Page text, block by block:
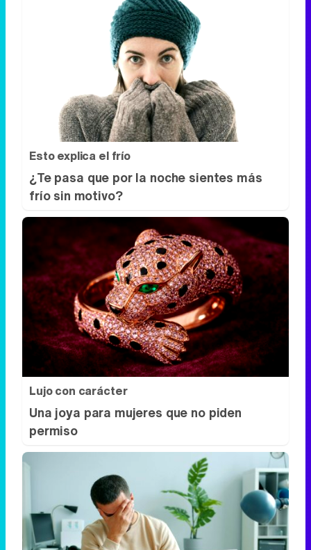
Esto explica el frío
¿Te pasa que por la noche sientes más
frío sin motivo?
Lujo con carácter
Una joya para mujeres que no piden
permiso